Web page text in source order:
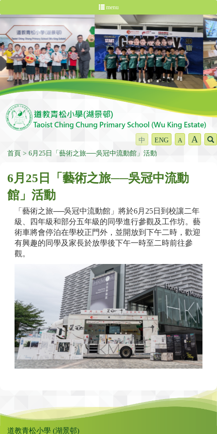
menu
中 ENG A A
首頁 6月25日「藝術之旅──吳冠中流動館」活動
6月25日「藝術之旅──吳冠中流動
館」活動
「藝術之旅──吳冠中流動館」將於6月25日到校讓二年
級、四年級和部分五年級的同學進行參觀及工作坊。藝
術車將會停泊在學校正門外，並開放到下午二時，歡迎
有興趣的同學及家長於放學後下午一時至二時前往參
觀。
道教青松小學 (湖景邨)